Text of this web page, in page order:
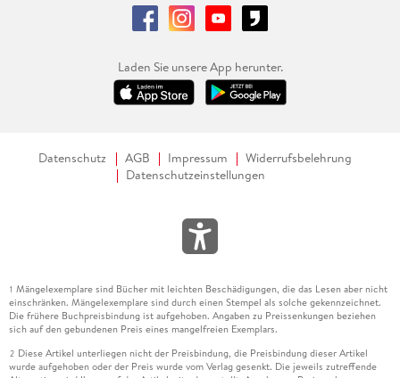
Laden Sie unsere App herunter.
Datenschutz AGB Impressum
Widerrufsbelehrung
Datenschutzeinstellungen
1 Mängelexemplare sind Bücher mit leichten Beschädigungen, die das Lesen aber nicht
einschränken. Mängelexemplare sind durch einen Stempel als solche gekennzeichnet.
Die frühere Buchpreisbindung ist aufgehoben. Angaben zu Preissenkungen beziehen
sich auf den gebundenen Preis eines mangelfreien Exemplars.
2 Diese Artikel unterliegen nicht der Preisbindung, die Preisbindung dieser Artikel
wurde aufgehoben oder der Preis wurde vom Verlag gesenkt. Die jeweils zutreffende